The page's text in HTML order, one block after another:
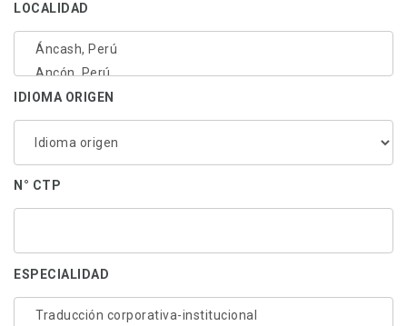
LOCALIDAD
IDIOMA ORIGEN
N° CTP
ESPECIALIDAD